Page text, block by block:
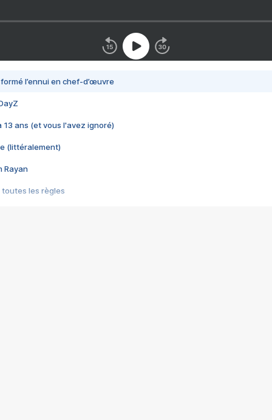
l’ennui en chef-d’œuvre
13 ans (et vous l'avez ignoré)
(littéralement)
Rayan
toutes les règles